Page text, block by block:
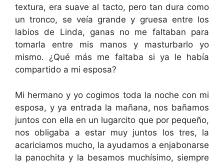
textura, era suave al tacto, pero tan dura como
un tronco, se veía grande y gruesa entre los
labios de Linda, ganas no me faltaban para
tomarla entre mis manos y masturbarlo yo
mismo. ¿Qué más me faltaba si ya le había
compartido a mi esposa?
Mi hermano y yo cogimos toda la noche con mi
esposa, y ya entrada la mañana, nos bañamos
juntos con ella en un lugarcito que por pequeño,
nos obligaba a estar muy juntos los tres, la
acariciamos mucho, la ayudamos a enjabonarse
la panochita y la besamos muchísimo, siempre